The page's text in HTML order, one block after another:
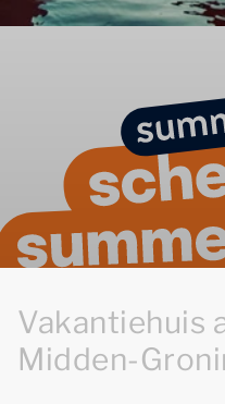
Vakantiehuis
Midden-